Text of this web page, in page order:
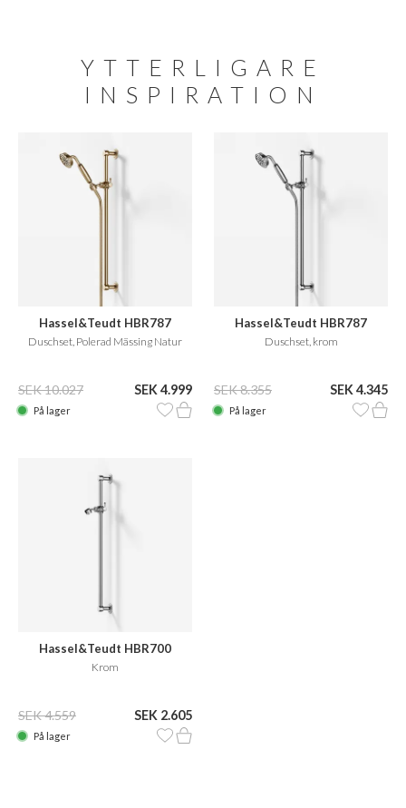
YTTERLIGARE
INSPIRATION
Hassel&Teudt HBR787
Duschset, Polerad Mässing Natur
SEK 10.027 SEK 4.999
På lager
Hassel&Teudt HBR787
Duschset, krom
SEK 8.355 SEK 4.345
På lager
Hassel&Teudt HBR700
Krom
SEK 4.559 SEK 2.605
På lager